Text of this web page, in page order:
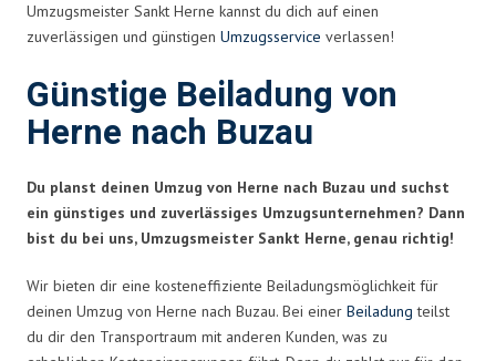
Umzugsmeister Sankt Herne kannst du dich auf einen
zuverlässigen und günstigen Umzugsservice verlassen!
Günstige Beiladung von
Herne nach Buzau
Du planst deinen Umzug von Herne nach Buzau und suchst
ein günstiges und zuverlässiges Umzugsunternehmen? Dann
bist du bei uns, Umzugsmeister Sankt Herne, genau richtig!
Wir bieten dir eine kosteneffiziente Beiladungsmöglichkeit für
deinen Umzug von Herne nach Buzau. Bei einer Beiladung teilst
du dir den Transportraum mit anderen Kunden, was zu